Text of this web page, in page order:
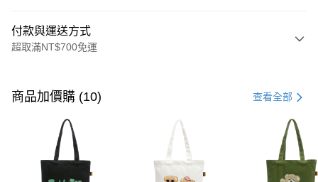
付款與運送方式
超取滿NT$700免運
信用卡一次付款
超商取貨付款
Apple Pay
商品加價購 (10) 查看全部